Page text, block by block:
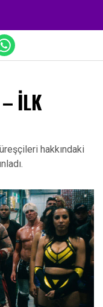
İLK
hakkındaki